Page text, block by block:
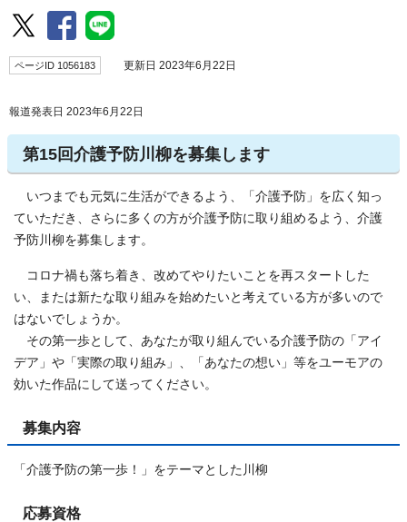
ページID 1056183 更新日 2023年6月22日
報道発表日 2023年6月22日
第15回介護予防川柳を募集します
いつまでも元気に生活ができるよう、「介護予防」を広く知っ
ていただき、さらに多くの方が介護予防に取り組めるよう、介護
予防川柳を募集します。
コロナ禍も落ち着き、改めてやりたいことを再スタートした
い、または新たな取り組みを始めたいと考えている方が多いので
はないでしょうか。
その第一歩として、あなたが取り組んでいる介護予防の「アイ
デア」や「実際の取り組み」、「あなたの想い」等をユーモアの
効いた作品にして送ってください。
募集内容
「介護予防の第一歩！」をテーマとした川柳
応募資格